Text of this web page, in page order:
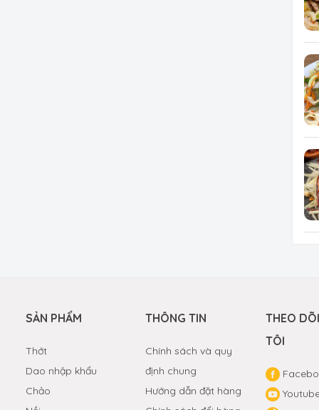
SẢN PHẨM
Thớt
Dao nhập khẩu
Chảo
THÔNG TIN
Chính sách và quy
định chung
Hướng dẫn đặt hàng
THEO
TÔI